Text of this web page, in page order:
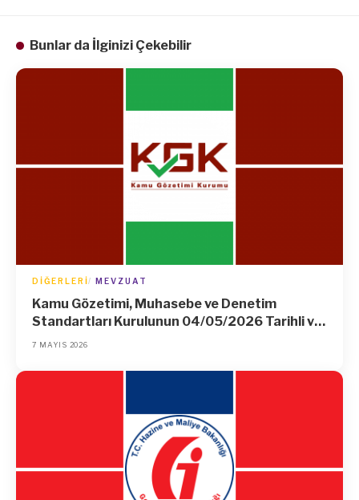
Bunlar da İlginizi Çekebilir
DIĞERLERI MEVZUAT
Kamu Gözetimi, Muhasebe ve Denetim
Standartları Kurulunun 04/05/2026 Tarihli ve
75935942-050.01.04-[01/42169] Sayılı
7 MAYIS 2026